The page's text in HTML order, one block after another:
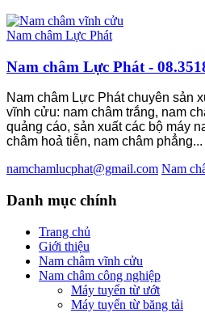
Nam châm Lực Phát
Nam châm Lực Phát -
Nam châm Lực Phát chuyên sản
vĩnh cửu: nam châm trắng, nam
quảng cáo, sản xuất các bộ máy
châm hoả tiễn, nam châm phẳng...
namchamlucphat@gmail.com Nam
Danh mục chính
Trang chủ
Giới thiệu
Nam châm vĩnh cửu
Nam châm công nghiệp
Máy tuyển từ ướt
Máy tuyển từ băng tải